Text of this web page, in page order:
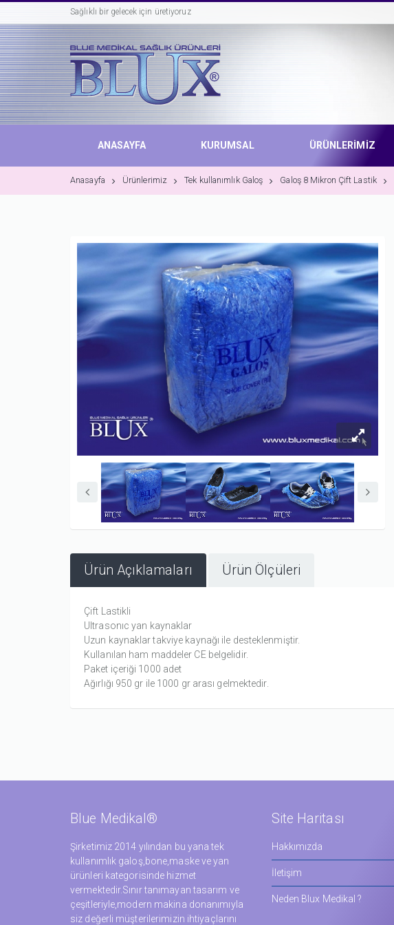
Sağlıklı bir gelecek için üretiyoruz
ANASAYFA KURUMSAL ÜRÜNLERİMİZ
Anasayfa Ürünlerimiz Tek kullanımlık Galoş Galoş 8 Mikron Çift Lastik
Ürün Açıklamaları Ürün Ölçüleri
Çift Lastikli
Ultrasonıc yan kaynaklar
Uzun kaynaklar takviye kaynağı ile desteklenmiştir.
Kullanılan ham maddeler CE belgelidir.
Paket içeriği 1000 adet
Ağırlığı 950 gr ile 1000 gr arası gelmektedir.
Blue Medikal®
Şirketimiz 2014 yılından bu yana tek
kullanımlık galoş,bone,maske ve yan
ürünleri kategorisinde hizmet
vermektedir.Sınır tanımayan tasarım ve
çeşitleriyle,modern makina donanımıyla
siz değerli müşterilerimizin ihtiyaçlarını
Site Haritası
Hakkımızda
İletişim
Neden Blux Medikal ?